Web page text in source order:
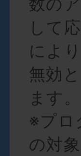
して
によ
無効
ます。
※プロ
の対